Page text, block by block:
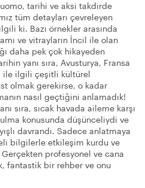
tarihi ve aksi takdirde
tüm detayları çevreleyen
ki. Bazı örnekler arasında
ve vitrayların İncil ile olan
daha pek çok hikayeden
yanı sıra, Avusturya, Fransa
ile ilgili çeşitli kültürel
olmak gerekirse, o kadar
nasıl geçtiğini anlamadık!
sıra, sıcak havada aileme karşı
konusunda düşünceliydi ve
davrandı. Sadece anlatmaya
bilgilerle etkileşim kurdu ve
profesyonel ve cana
fantastik bir rehber ve onu